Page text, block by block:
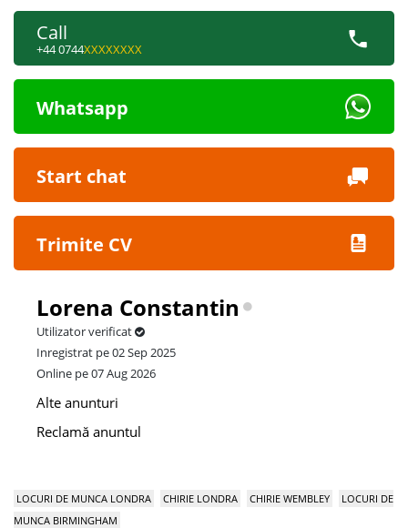
Call
+44 0744XXXXXXXX
Whatsapp
Start chat
Trimite CV
Lorena Constantin
Utilizator verificat
Inregistrat pe 02 Sep 2025
Online pe 07 Aug 2026
Alte anunturi
Reclamă anuntul
LOCURI DE MUNCA LONDRA CHIRIE LONDRA CHIRIE WEMBLEY
LOCURI DE
MUNCA BIRMINGHAM